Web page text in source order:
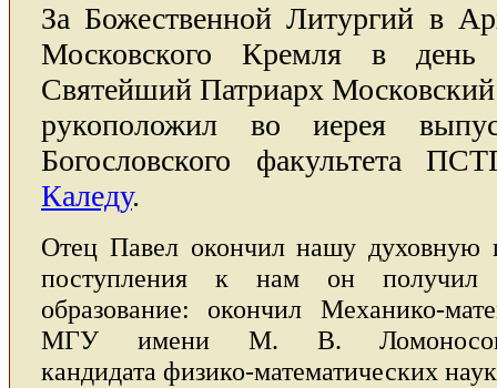
За Божественной Литургий в
Московского Кремля в
Святейший Патриарх
рукоположил во иерея
Богословского факультета
Каледу.
Отец Павел окончил нашу духовную
поступления к нам он получил
образование: окончил Механико-
МГУ имени М. В.
кандидата физико-математических